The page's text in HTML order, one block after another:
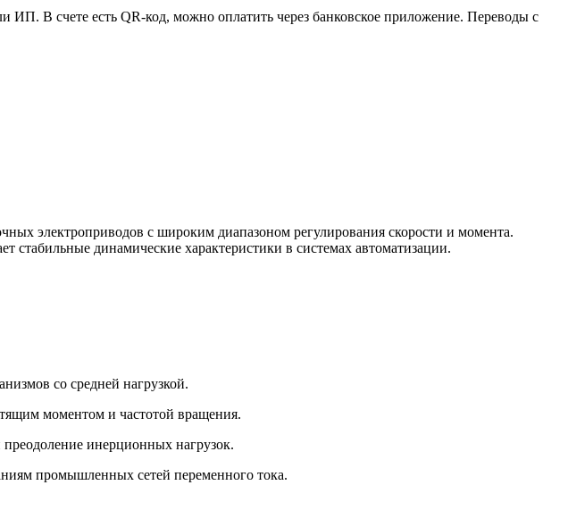
В счете есть QR-код, можно оплатить через банковское приложение. Переводы с
электроприводов с широким диапазоном регулирования скорости и момента.
динамические характеристики в системах автоматизации.
со средней нагрузкой.
моментом и частотой вращения.
инерционных нагрузок.
промышленных сетей переменного тока.